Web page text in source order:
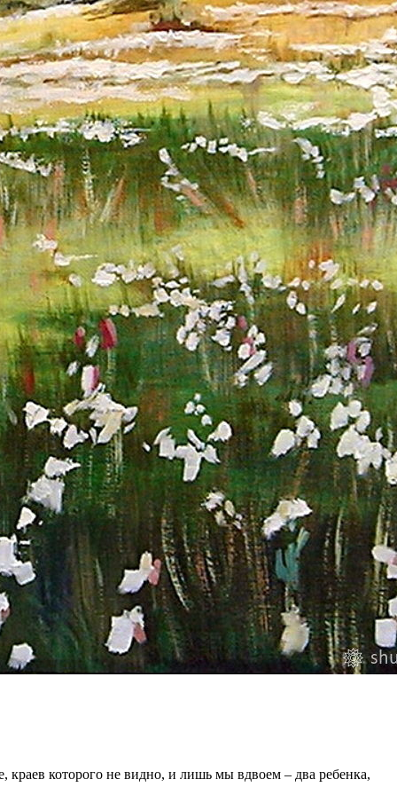
которого не видно, и лишь мы вдвоем – два ребенка,